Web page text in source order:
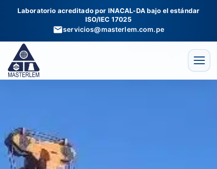
Laboratorio acreditado por INACAL-DA bajo el estándar
ISO/IEC 17025
servicios@masterlem.com.pe